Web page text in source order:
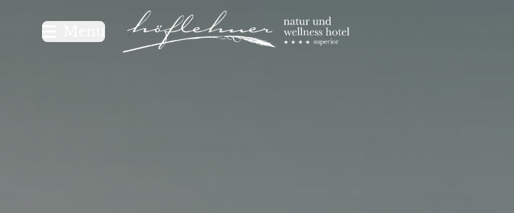
Menu
Logo Natur- und Wellnesshotel Höflehner ****S